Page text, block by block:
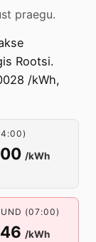
praegu.
Rootsi.
/kWh,
/kWh
(07:00)
/kWh